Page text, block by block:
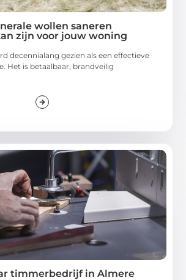
wollen saneren
zijn voor jouw woning
decennialang gezien als een effectieve
Het is betaalbaar, brandveilig
timmerbedrijf in Almere